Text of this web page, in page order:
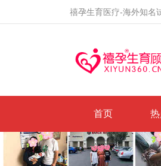
禧孕生育医疗-海外知名
首页